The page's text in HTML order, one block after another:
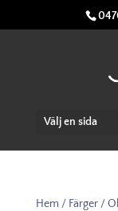
Välj en sida
Hem / Färger/